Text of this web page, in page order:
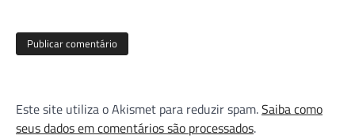
Este site utiliza o Akismet para reduzir spam.Saiba como
seus dados em comentários são processados.